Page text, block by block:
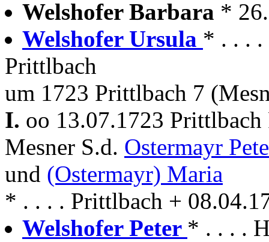
Welshofer Barbara *
Welshofer Ursula * . . . .
Prittlbach
um 1723 Prittlbach 7
I. oo 13.07.1723
Mesner S.d. Ostermayr
und (Ostermayr) Maria
* . . . . Prittlbach +
Welshofer Peter * . . . .